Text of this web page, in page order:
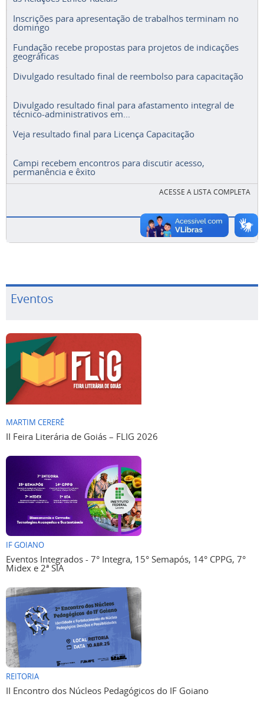
Inscrições para apresentação de trabalhos terminam no
domingo
Fundação recebe propostas para projetos de indicações
geográficas
Divulgado resultado final de reembolso para capacitação
Divulgado resultado final para afastamento integral de
técnico-administrativos em...
Veja resultado final para Licença Capacitação
Campi recebem encontros para discutir acesso,
permanência e êxito
ACESSE A LISTA COMPLETA
Eventos
MARTIM CERERÊ
II Feira Literária de Goiás – FLIG 2026
IF GOIANO
Eventos Integrados - 7° Integra, 15° Semapós, 14° CPPG, 7°
Midex e 2ª SIA
REITORIA
II Encontro dos Núcleos Pedagógicos do IF Goiano